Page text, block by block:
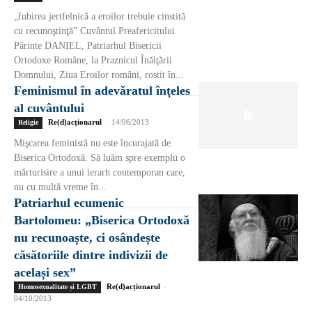
„Iubirea jertfelnică a eroilor trebuie cinstită
cu recunoştinţă” Cuvântul Preafericitului
Părinte DANIEL, Patriarhul Bisericii
Ortodoxe Române, la Praznicul Înălţării
Domnului, Ziua Eroilor români, rostit în...
Feminismul în adevăratul înţeles
al cuvântului
Religie Re(d)acționarul - 14/06/2013
Mişcarea feministă nu este încurajată de
Biserica Ortodoxă. Să luăm spre exemplu o
mărturisire a unui ierarh contemporan care,
nu cu multă vreme în...
Patriarhul ecumenic
Bartolomeu: „Biserica Ortodoxă
nu recunoaște, ci osândește
căsătoriile dintre indivizii de
același sex”
Homosexualitate și LGBT Re(d)acționarul -
04/10/2013